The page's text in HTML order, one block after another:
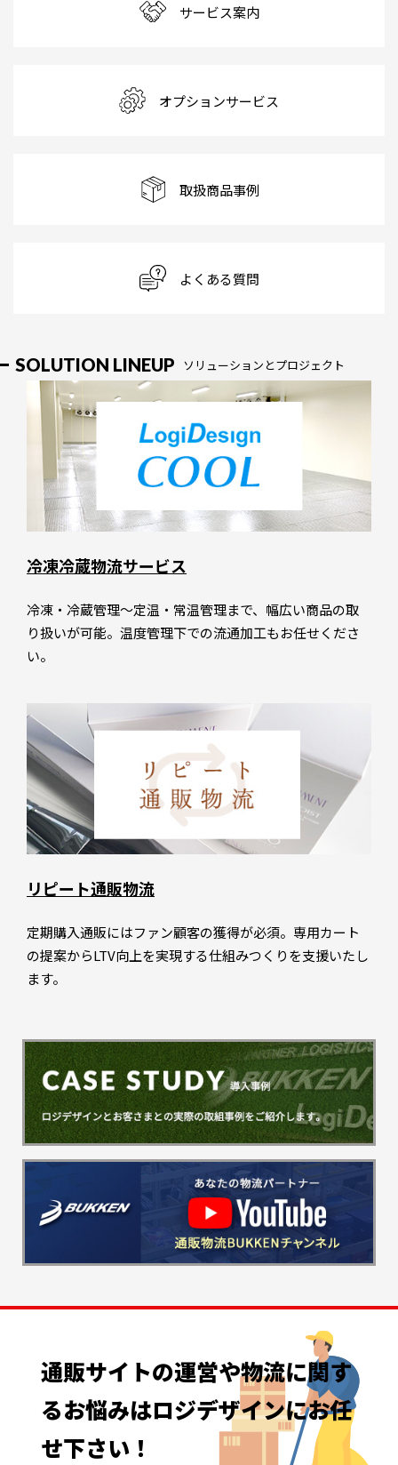
サービス案内
オプションサービス
取扱商品事例
よくある質問
SOLUTION LINEUP ソリューションとプロジェクト
冷凍冷蔵物流サービス
冷凍・冷蔵管理～定温・常温管理まで、幅広い商品の取
り扱いが可能。温度管理下での流通加工もお任せくださ
い。
リピート通販物流
定期購入通販にはファン顧客の獲得が必須。専用カート
の提案からLTV向上を実現する仕組みつくりを支援いたし
ます。
通販サイトの運営や物流に関す
るお悩みはロジデザインにお任
せ下さい！